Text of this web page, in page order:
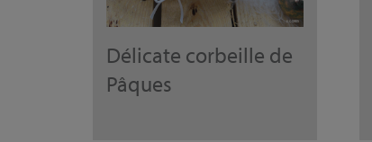
Délicate corbeille de
Pâques